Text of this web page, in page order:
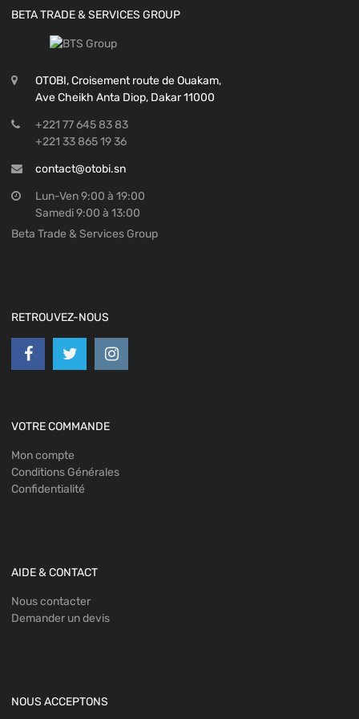
BETA TRADE & SERVICES GROUP
OTOBI, Croisement route de Ouakam,
Ave Cheikh Anta Diop, Dakar 11000
+221 77 645 83 83
+221 33 865 19 36
contact@otobi.sn
Lun-Ven 9:00 à 19:00
Samedi 9:00 à 13:00
Beta Trade & Services Group
RETROUVEZ-NOUS
VOTRE COMMANDE
Mon compte
Conditions Générales
Confidentialité
AIDE & CONTACT
Nous contacter
Demander un devis
NOUS ACCEPTONS